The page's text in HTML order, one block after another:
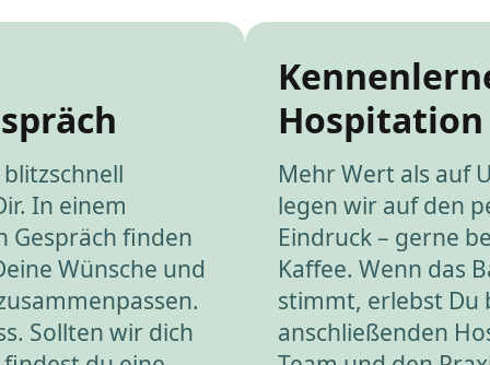
In einem
Gespräch finden
Wünsche und
Sollten wir dich
Hospitation
Mehr Wert als auf
legen wir auf den
Eindruck – gerne
Kaffee. Wenn das
stimmt, erlebst Du
anschließenden